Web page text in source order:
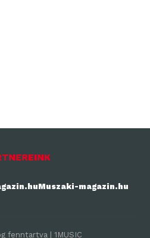
Muszaki-magazin.hu
fenntartva | 1MUSIC